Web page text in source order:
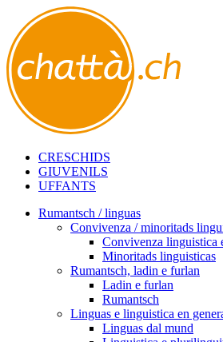
CRESCHIDS
GIUVENILS
UFFANTS
Rumantsch / linguas
Convivenza / minoritads
Convivenza linguistica
Minoritads linguisticas
Rumantsch, ladin e furlan
Ladin e furlan
Rumantsch
Linguas e linguistica en
Linguas dal mund